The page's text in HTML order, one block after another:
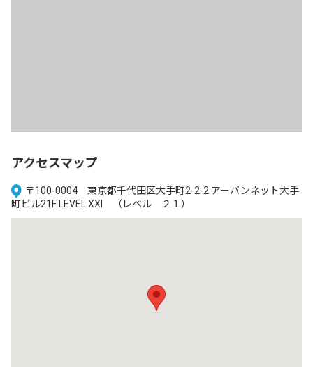
アクセスマップ
〒100-0004 東京都千代田区大手町2-2-2 アーバンネット大手
町ビル21F LEVEL XXI （レベル ２１）